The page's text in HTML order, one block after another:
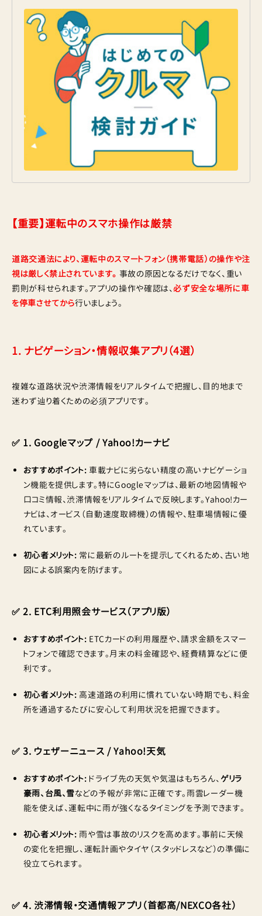
【重要】運転中のスマホ操作は厳禁
道路交通法により、運転中のスマートフォン（携帯電話）の操作や注
視は厳しく禁止されています。 事故の原因となるだけでなく、重い
罰則が科せられます。アプリの操作や確認は、必ず安全な場所に車
を停車させてから行いましょう。
1. ナビゲーション・情報収集アプリ（4選）
複雑な道路状況や渋滞情報をリアルタイムで把握し、目的地まで
迷わず辿り着くための必須アプリです。
✅ 1. Googleマップ / Yahoo!カーナビ
おすすめポイント: 車載ナビに劣らない精度の高いナビゲーショ
ン機能を提供します。特にGoogleマップは、最新の地図情報や
口コミ情報、渋滞情報をリアルタイムで反映します。Yahoo!カー
ナビは、オービス（自動速度取締機）の情報や、駐車場情報に優
れています。
初心者メリット: 常に最新のルートを提示してくれるため、古い地
図による誤案内を防げます。
✅ 2. ETC利用照会サービス（アプリ版）
おすすめポイント: ETCカードの利用履歴や、請求金額をスマー
トフォンで確認できます。月末の料金確認や、経費精算などに便
利です。
初心者メリット: 高速道路の利用に慣れていない時期でも、料金
所を通過するたびに安心して利用状況を把握できます。
✅ 3. ウェザーニュース / Yahoo!天気
おすすめポイント: ドライブ先の天気や気温はもちろん、 ゲリラ
豪雨、台風、雪などの予報が非常に正確です。雨雲レーダー機
能を使えば、運転中に雨が強くなるタイミングを予測できます。
初心者メリット: 雨や雪は事故のリスクを高めます。事前に天候
の変化を把握し、運転計画やタイヤ（スタッドレスなど）の準備に
役立てられます。
✅ 4. 渋滞情報・交通情報アプリ（首都高/NEXCO各社）